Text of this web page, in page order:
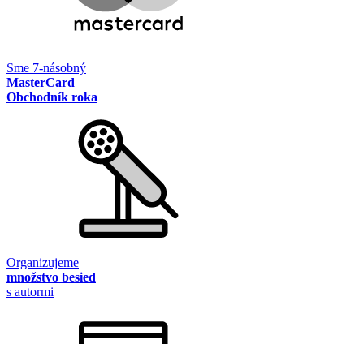
Sme 7-násobný
MasterCard
Obchodník roka
Organizujeme
množstvo besied
s autormi